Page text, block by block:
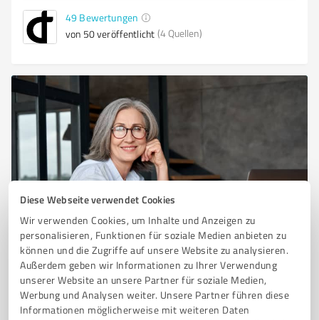
Diese Webseite verwendet Cookies
Wir verwenden Cookies, um Inhalte und Anzeigen zu
personalisieren, Funktionen für soziale Medien anbieten zu
können und die Zugriffe auf unsere Website zu analysieren.
Außerdem geben wir Informationen zu Ihrer Verwendung
unserer Website an unsere Partner für soziale Medien,
Werbung und Analysen weiter. Unsere Partner führen diese
Informationen möglicherweise mit weiteren Daten
49 Bewertungen
von 50 veröffentlicht (4 Quellen)
Sie möchten auch hier gelistet werden?
Registrieren Sie sich jetzt und werden Sie ein von
Kunden empfohlener ProvenExpert!